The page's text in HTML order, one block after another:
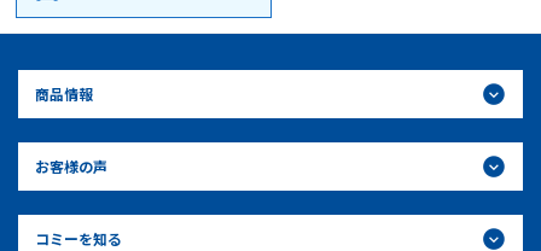
商品情報
お客様の声
コミーを知る